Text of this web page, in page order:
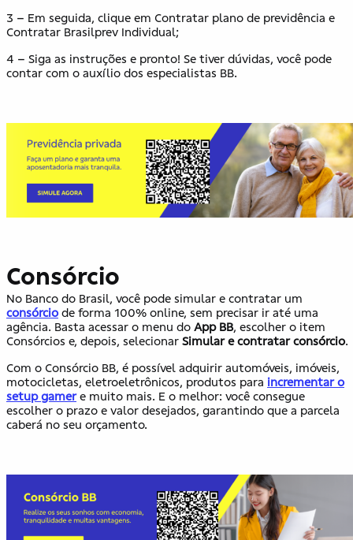
3 – Em seguida, clique em Contratar plano de previdência e
Contratar Brasilprev Individual;
4 – Siga as instruções e pronto! Se tiver dúvidas, você pode
contar com o auxílio dos especialistas BB.
Consórcio
No Banco do Brasil, você pode simular e contratar um
consórciode forma 100% online, sem precisar ir até uma
agência. Basta acessar o menu do App BB, escolher o item
Consórcios e, depois, selecionar Simular e contratar consórcio.
Com o Consórcio BB, é possível adquirir automóveis, imóveis,
motocicletas, eletroeletrônicos, produtos para incrementar o
setup gamere muito mais. E o melhor: você consegue
escolher o prazo e valor desejados, garantindo que a parcela
caberá no seu orçamento.